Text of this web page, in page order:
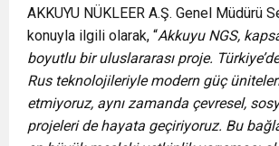
AKKUYU NÜKLEER A.Ş. Genel Müdürü
konuyla ilgili olarak, “Akkuyu NGS,
boyutlu bir uluslararası proje.
Rus teknolojileriyle modern güç
etmiyoruz, aynı zamanda çevresel,
projeleri de hayata geçiriyoruz. Bu